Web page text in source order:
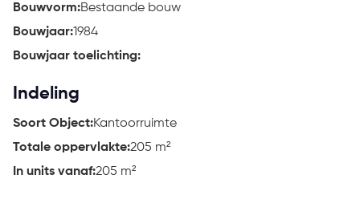
Bouwvorm:Bestaande bouw
Bouwjaar:1984
Bouwjaar toelichting:
Indeling
Soort Object:Kantoorruimte
Totale oppervlakte:205 m²
In units vanaf:205 m²